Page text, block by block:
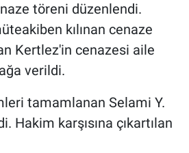
töreni düzenlendi.
kılınan cenaze
Kertlez'in cenazesi aile
verildi.
tamamlanan Selami Y.
Hakim karşısına çıkartılan